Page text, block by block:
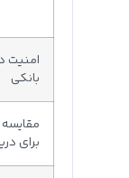
امنیت
بانکی
برای